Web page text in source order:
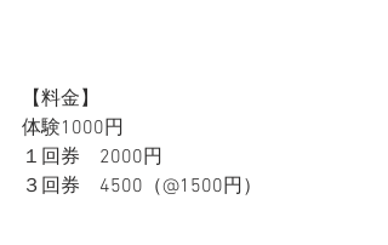
【料金】
体験1000円
１回券　2000円
３回券　4500（@1500円）